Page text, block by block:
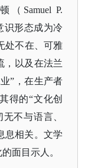
（Samuel P.
识形态成为冷
处不在、可雅
，以及在法兰
”，在生产者
得的“文化创
不与语言、
息相关。文学
面目示人。